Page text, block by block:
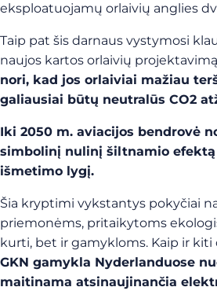
eksploatuojamų orlaivių anglies
Taip pat šis darnaus vystymosi
naujos kartos orlaivių
nori, kad jos orlaiviai mažiau
galiausiai būtų neutralūs CO2
Iki 2050 m. aviacijos bendrovė
simbolinį nulinį šiltnamio
išmetimo lygį.
Šia kryptimi vykstantys pokyčiai
priemonėms, pritaikytoms
kurti, bet ir gamykloms. Kaip ir kiti
GKN gamykla Nyderlanduose
maitinama atsinaujinančia